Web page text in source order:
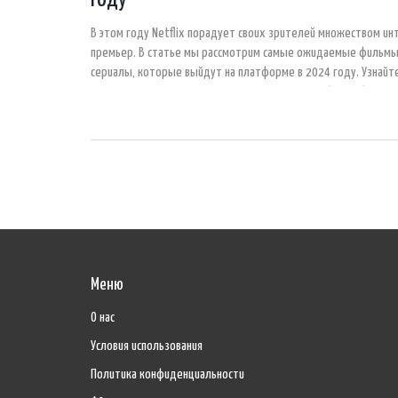
В этом году Netflix порадует своих зрителей множеством
премьер. В статье мы рассмотрим самые ожидаемые
сериалы, которые выйдут на платформе в 2024 году.
Меню
О нас
Условия использования
Политика конфиденциальности